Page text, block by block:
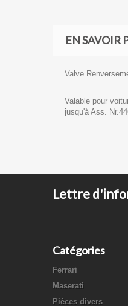
EN SAVOIR
Valve
Valable pour
jusqu'à Ass.
Lettre
Catégories
Ferrari
Maserati
Pièces divers